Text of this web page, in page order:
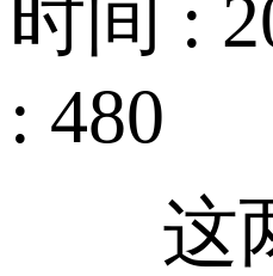
时间 :
: 480
这两